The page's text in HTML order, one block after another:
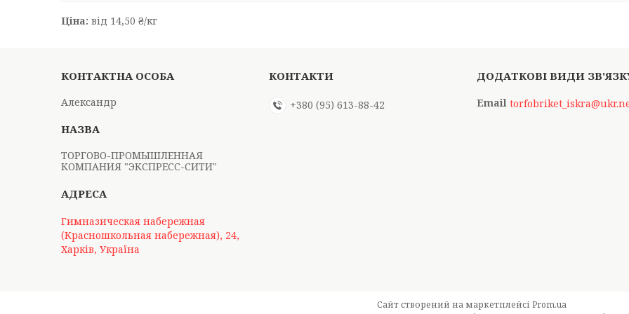
Ціна: від 14,50 ₴/кг
Александр
ТОРГОВО-ПРОМЫШЛЕННАЯ
КОМПАНИЯ "ЭКСПРЕСС-СИТИ"
Гимназическая набережная
(Красношкольная набережная), 24,
Харків, Україна
+380 (95) 613-88-42
Сайт створений на маркетплейсі Prom.ua